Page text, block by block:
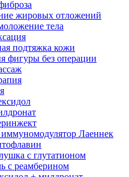
жировых отложений
тела
подтяжка кожи
фигуры без операции
Лаеннек
с глутатионом
с реамберином